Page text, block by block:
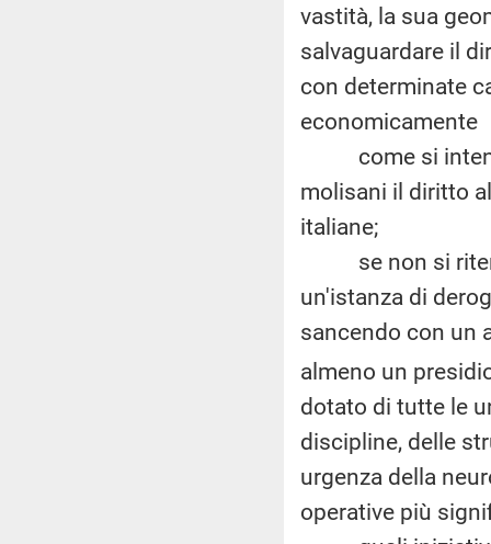
vastità, la sua
salvaguardare il
con determinate
economicamente
come si
molisani il diritto
italiane;
se non si
un'istanza di
sancendo con un
almeno un
dotato di tutte le
discipline, delle
urgenza della
operative più